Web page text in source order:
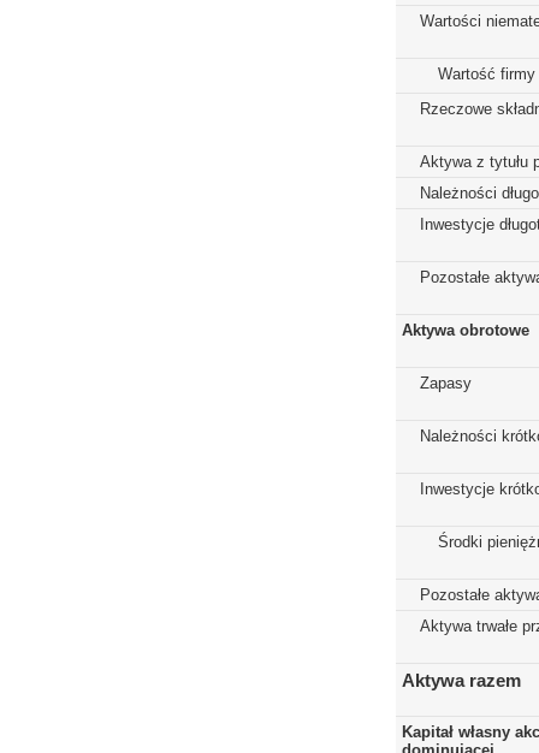
Wartości
Wartość firmy
Rzeczowe
Aktywa z tytułu
Należności
Inwestycje
Pozostałe
Aktywa obrotowe
Zapasy
Należności
Inwestycje
Środki
Pozostałe
Aktywa trwałe
Aktywa razem
Kapitał własny